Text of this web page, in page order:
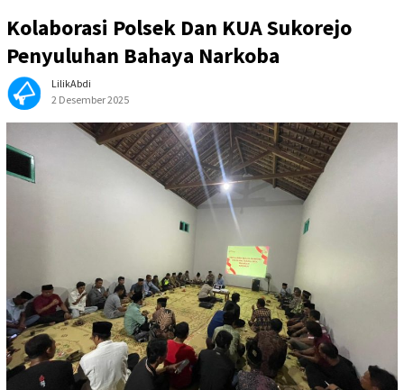
Kolaborasi Polsek Dan KUA Sukorejo
Penyuluhan Bahaya Narkoba
LilikAbdi
2 Desember 2025